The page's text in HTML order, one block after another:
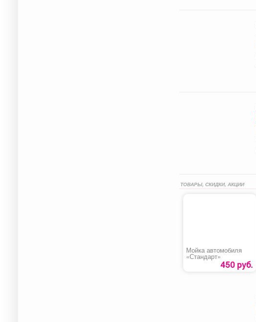
ТОВАРЫ, СКИДКИ, АКЦИИ
Мойка автомобиля
«Стандарт»
450 руб.